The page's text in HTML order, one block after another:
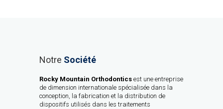
Notre Société
Rocky Mountain Orthodontics est une entreprise
de dimension internationale spécialisée dans la
conception, la fabrication et la distribution de
dispositifs utilisés dans les traitements